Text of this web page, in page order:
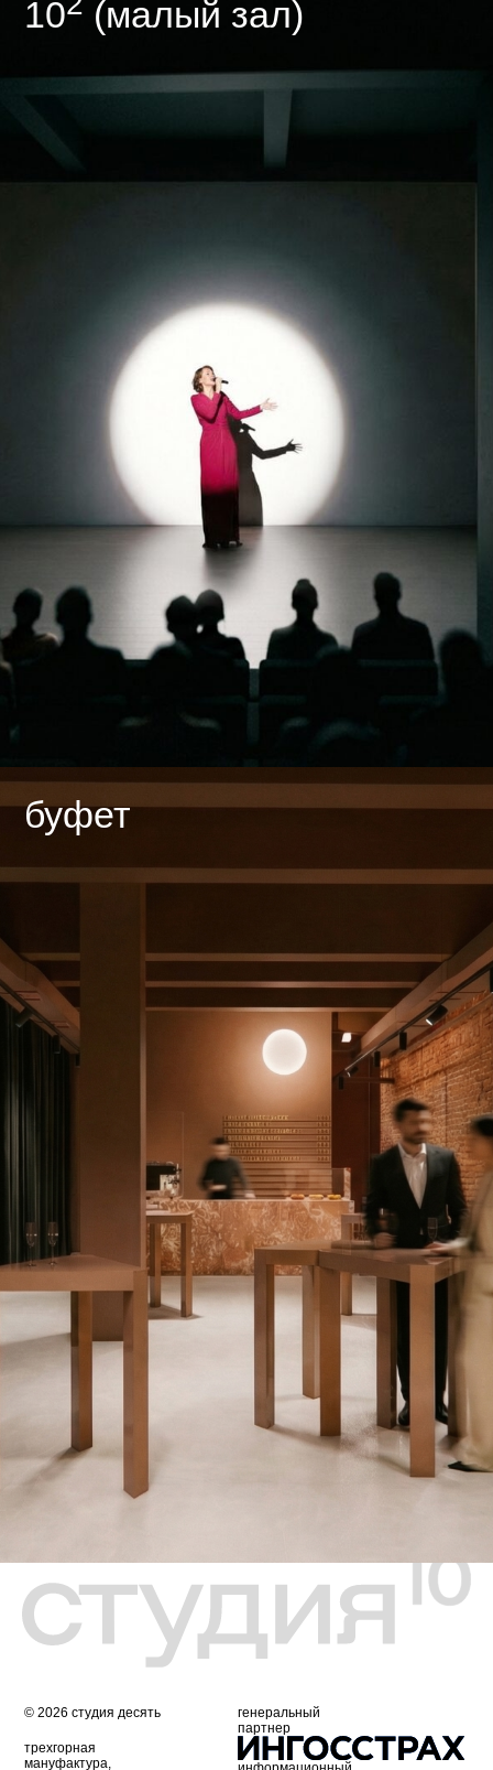
следите за нами
генеральный
партнер
информационный
партнер
литературный
партнер
учредитель
и юридический партнер